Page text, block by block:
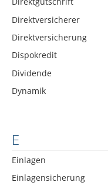
Direktversicherer
Direktversicherung
Dispokredit
Dividende
Dynamik
E
Einlagen
Einlagensicherung